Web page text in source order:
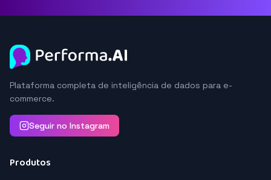
Plataforma completa de inteligência de dados para e-
commerce.
Seguir no Instagram
Produtos